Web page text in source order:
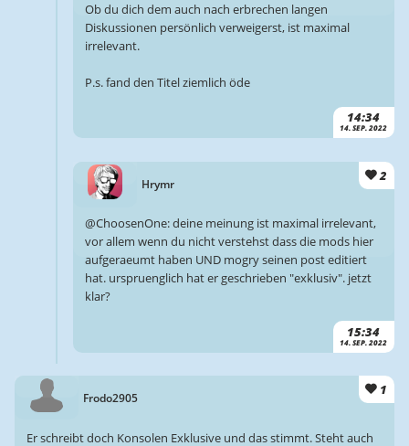
14:34
14. SEP. 2022
Ob du dich dem auch nach erbrechen langen
Diskussionen persönlich verweigerst, ist maximal
irrelevant.
P.s. fand den Titel ziemlich öde
Hrymr
2
15:34
14. SEP. 2022
@ChoosenOne: deine meinung ist maximal irrelevant,
vor allem wenn du nicht verstehst dass die mods hier
aufgeraeumt haben UND mogry seinen post editiert
hat. urspruenglich hat er geschrieben "exklusiv". jetzt
klar?
Frodo2905 1
Er schreibt doch Konsolen Exklusive und das stimmt. Steht auch